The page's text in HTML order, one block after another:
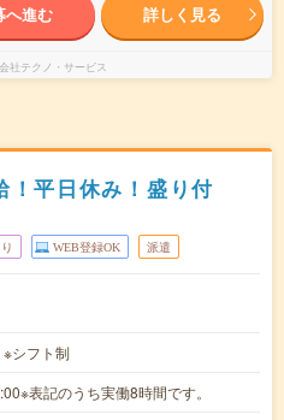
へ進む 詳しく見る
社テクノ・サービス
！平日休み！盛り付
WEB登録OK 派遣
シフト制
表記のうち実働8時間です。